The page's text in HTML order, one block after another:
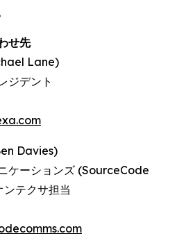
せ先
Lane)
ジデント
Davies)
ケーションズ (SourceCode
テクサ担当